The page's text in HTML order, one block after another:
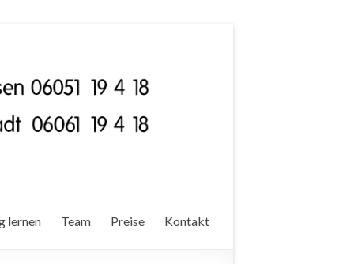
lernen Team Preise Kontakt